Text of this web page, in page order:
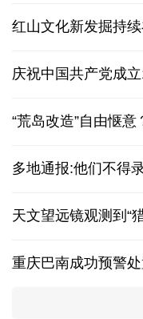
红山文化新发掘持
庆祝中国共产党成
“荒岛改造”自由惬
多地通报:他们不得
天文望远镜观测到“
重庆巴南成功预警
“新”意盎然，外资